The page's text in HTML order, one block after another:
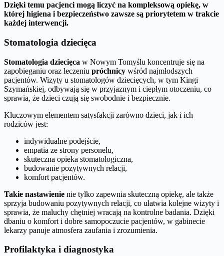
Dzięki temu pacjenci mogą liczyć na kompleksową opiekę, w
której higiena i bezpieczeństwo zawsze są priorytetem w trakcie
każdej interwencji.
Stomatologia dziecięca
Stomatologia dziecięca w Nowym Tomyślu koncentruje się na
zapobieganiu oraz leczeniu próchnicy wśród najmłodszych
pacjentów. Wizyty u stomatologów dziecięcych, w tym Kingi
Szymańskiej, odbywają się w przyjaznym i ciepłym otoczeniu, co
sprawia, że dzieci czują się swobodnie i bezpiecznie.
Kluczowym elementem satysfakcji zarówno dzieci, jak i ich
rodziców jest:
indywidualne podejście,
empatia ze strony personelu,
skuteczna opieka stomatologiczna,
budowanie pozytywnych relacji,
komfort pacjentów.
Takie nastawienie nie tylko zapewnia skuteczną opiekę, ale także
sprzyja budowaniu pozytywnych relacji, co ułatwia kolejne wizyty i
sprawia, że maluchy chętniej wracają na kontrolne badania. Dzięki
dbaniu o komfort i dobre samopoczucie pacjentów, w gabinecie
lekarzy panuje atmosfera zaufania i zrozumienia.
Profilaktyka i diagnostyka